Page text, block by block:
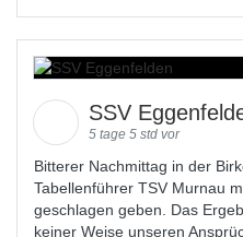
SSV
5 tage 5 std vor
Bitterer Nachmittag in der
Tabellenführer TSV Murnau
geschlagen geben. Das
keiner Weise unseren